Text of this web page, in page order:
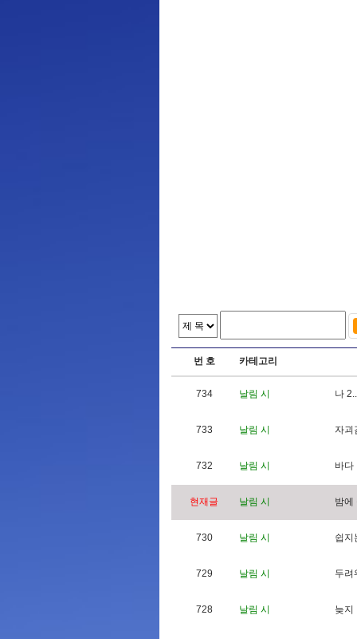
번 호 카테고리
734 날림 시 나 2..
733 날림 시 자괴
732 날림 시 바다
현재글 날림 시 밤에
730 날림 시 쉽 지
729 날림 시 두려
728 날림 시 늦지